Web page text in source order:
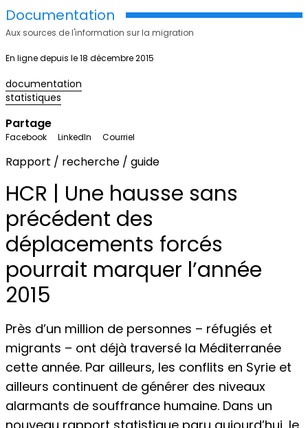
Documentation
Aux sources de l'information sur la migration
En ligne depuis le 18 décembre 2015
documentation
statistiques
Partage
Facebook LinkedIn Courriel
Rapport / recherche / guide
HCR | Une hausse sans
précédent des
déplacements forcés
pourrait marquer l’année
2015
Près d’un million de personnes – réfugiés et
migrants – ont déjà traversé la Méditerranée
cette année. Par ailleurs, les conflits en Syrie et
ailleurs continuent de générer des niveaux
alarmants de souffrance humaine. Dans un